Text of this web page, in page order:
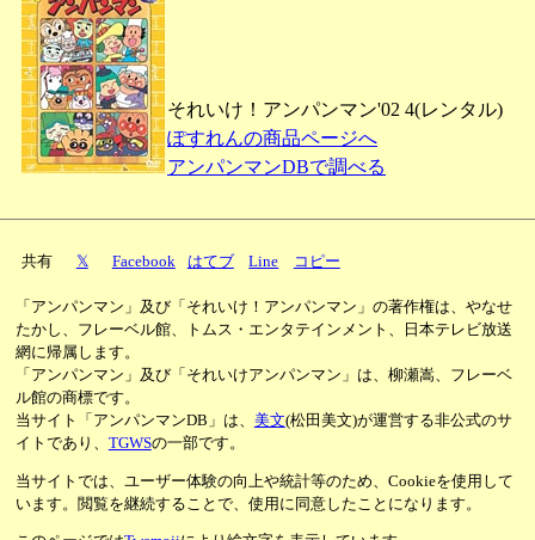
それいけ！アンパンマン'02 4(レンタル)
ぽすれんの商品ページへ
アンパンマンDBで調べる
共有 𝕏 Facebook はてブ Line コピー
「アンパンマン」及び「それいけ！アンパンマン」の著作権は、やなせ
たかし、フレーベル館、トムス・エンタテインメント、日本テレビ放送
網に帰属します。
「アンパンマン」及び「それいけアンパンマン」は、柳瀬嵩、フレーベ
ル館の商標です。
当サイト「アンパンマンDB」は、 美文(松田美文)が運営する非公式のサ
イトであり、 TGWSの一部です。
当サイトでは、ユーザー体験の向上や統計等のため、Cookieを使用して
います。閲覧を継続することで、使用に同意したことになります。